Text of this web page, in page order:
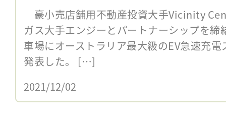
働、物件利用者へ付加価値提供
豪小売店舗用不動産投資大手Vicinity
ガス大手エンジーとパートナーシップを
車場にオーストラリア最大級のEV急速充
発表した。 […]
2021/12/02